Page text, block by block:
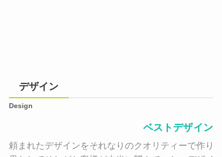
デザイン
Design
ベストデザイン
頼まれたデザインをそれなりのクオリティーで作り